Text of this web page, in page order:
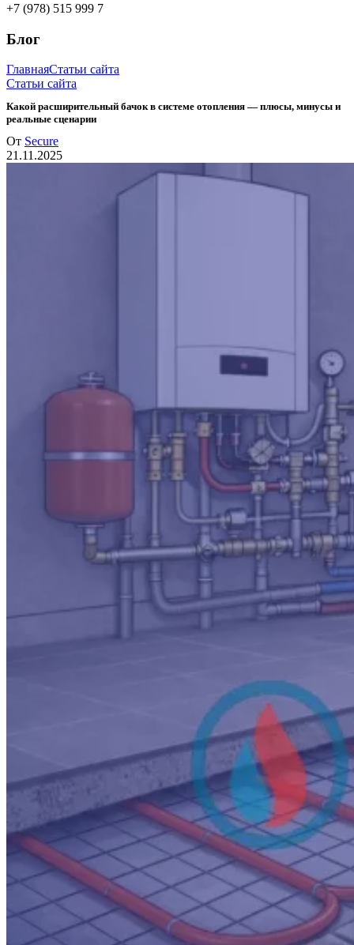
+7 (978) 515 999 7
Блог
ГлавнаяСтатьи сайта
Статьи сайта
Какой расширительный бачок в системе отопления — плюсы, минусы и
реальные сценарии
От Secure
21.11.2025